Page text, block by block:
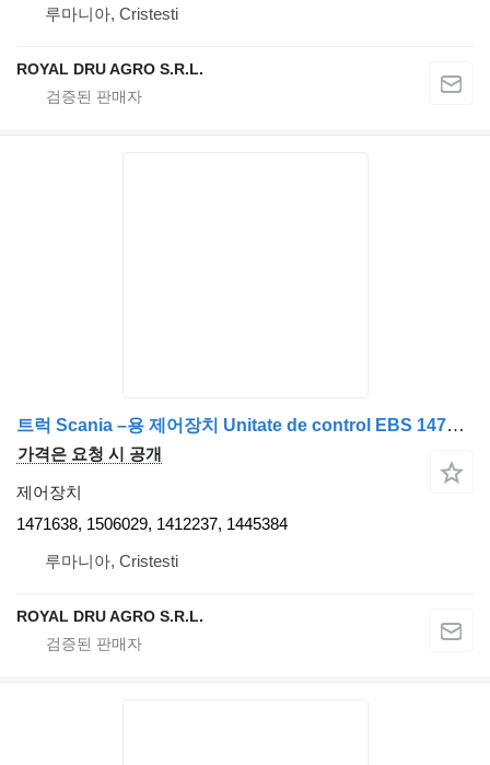
루마니아, Cristesti
ROYAL DRU AGRO S.R.L.
트럭 Scania –용 제어장치 Unitate de control EBS 1471638
가격은 요청 시 공개
제어장치
1471638, 1506029, 1412237, 1445384
루마니아, Cristesti
ROYAL DRU AGRO S.R.L.